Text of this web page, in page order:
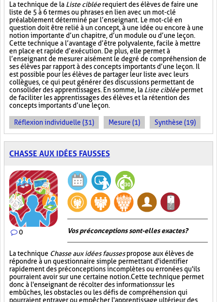
La technique de la Liste cibléerequiert des élèves de faire une
liste de 5 à 6 termes ou phrases en lien avec un mot-clé
préalablement déterminé par l’enseignant. Le mot-clé en
question doit être relié à un concept, à une idée ou encore à une
notion importante d’un chapitre, d’un module ou d’une leçon.
Cette technique a l’avantage d’être polyvalente, facile à mettre
en place et rapide d’exécution. De plus, elle permet à
l’enseignant de mesurer aisément le degré de compréhension de
ses élèves par rapport à des concepts importants d’une leçon. Il
est possible pour les élèves de partager leur liste avec leurs
collègues, ce qui peut générer des discussions permettant de
consolider des apprentissages. En somme, la Liste cibléepermet
de faciliter les apprentissages des élèves et la rétention des
concepts importants d’une leçon.
Réflexion individuelle (31) Mesure (1) Synthèse (19)
CHASSE AUX IDÉES FAUSSES
0 Vos préconceptions sont-elles exactes ?
La technique Chasse aux idées faussespropose aux élèves de
répondre à un questionnaire simple permettant d'identifier
rapidement des préconceptions incomplètes ou erronées qu'ils
pourraient avoir sur une certaine notion. Cette technique permet
donc à l'enseignant de récolter des informations sur les
embûches, les obstacles ou les défis de compréhension qui
pourraient entraver ou empêcher l'apprentissage ultérieur des